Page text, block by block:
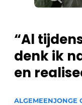
“Al
denk ik
en
ALGEMEENJONGE